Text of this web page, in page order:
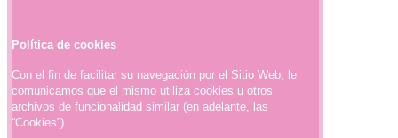
Política de cookies
Con el fin de facilitar su navegación por el Sitio Web, le
comunicamos que el mismo utiliza cookies u otros
archivos de funcionalidad similar (en adelante, las
“Cookies”).